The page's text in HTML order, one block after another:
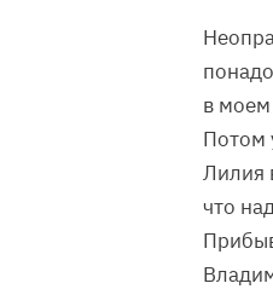
в
Потом
Лилия
что